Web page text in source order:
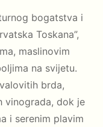
bogatstva i
Toskana”,
maslinovim
na svijetu.
brda,
vinograda, dok je
i serenim plavim